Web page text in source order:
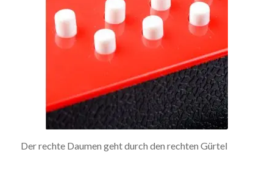
Der rechte Daumen geht durch den rechten Gürtel